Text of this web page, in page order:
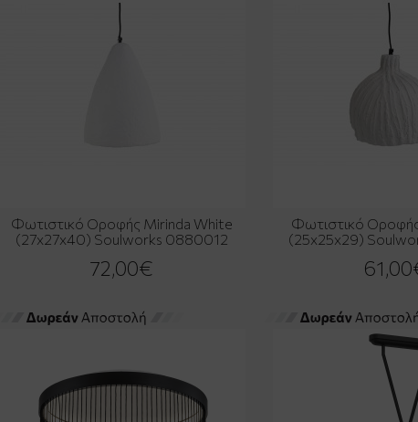
Φωτιστικό Οροφής Mirinda White
(27x27x40) Soulworks 0880012
72,00€
Φωτιστικό
(25x25x29)